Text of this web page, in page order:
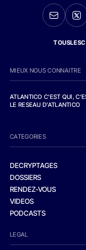
MIEUX NOUS CONNAITRE
ATLANTICO C'EST QUI,
LE RESEAU D'ATLANTICO
CATEGORIES
DECRYPTAGES
DOSSIERS
RENDEZ-VOUS
VIDEOS
PODCASTS
LEGAL